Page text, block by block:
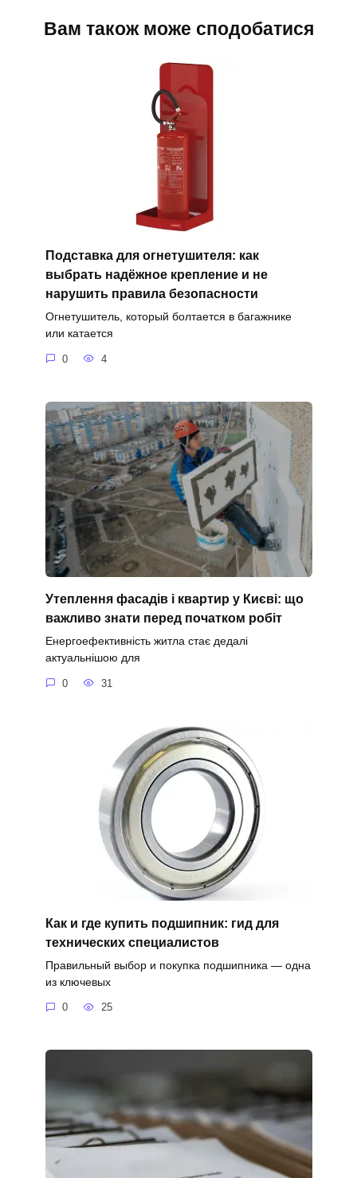
Вам також може сподобатися
Подставка для огнетушителя: как
выбрать надёжное крепление и не
нарушить правила безопасности
Огнетушитель, который болтается в багажнике
или катается
0 4
Утеплення фасадів і квартир у Києві: що
важливо знати перед початком робіт
Енергоефективність житла стає дедалі
актуальнішою для
0 31
Как и где купить подшипник: гид для
технических специалистов
Правильный выбор и покупка подшипника — одна
из ключевых
0 25